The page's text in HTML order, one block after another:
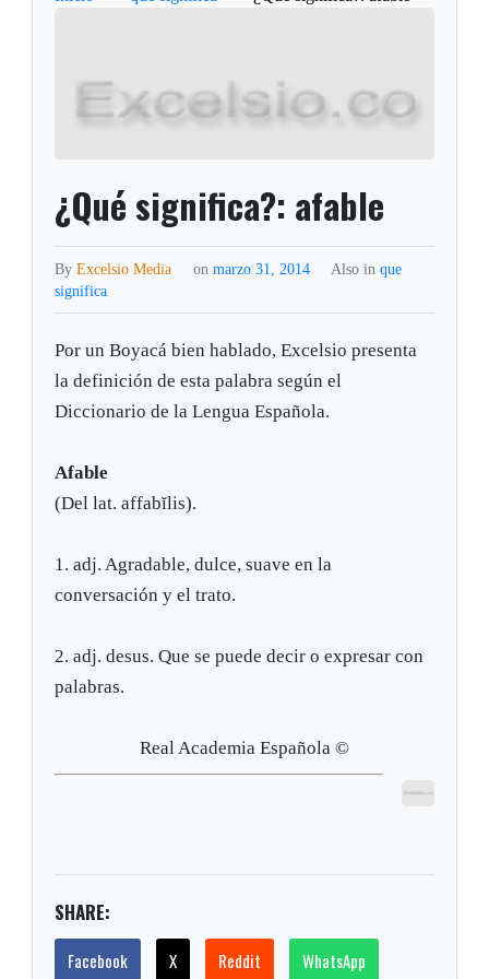
¿Qué significa?: afable
ByExcelsio Media on marzo 31, 2014 Also in que
significa
Por un Boyacá bien hablado, Excelsio presenta
la definición de esta palabra según el
Diccionario de la Lengua Española.
Afable
(Del lat. affabĭlis).
1. adj. Agradable, dulce, suave en la
conversación y el trato.
2. adj. desus. Que se puede decir o expresar con
palabras.
Real Academia Española ©
SHARE:
Facebook X Reddit WhatsApp